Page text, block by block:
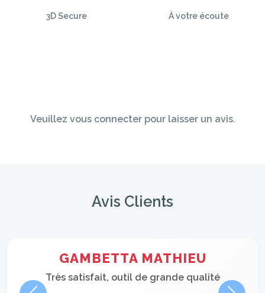
3D Secure À votre écoute
Veuillez vous connecter pour laisser un avis.
Avis Clients
GAMBETTA MATHIEU
Très satisfait, outil de grande qualité